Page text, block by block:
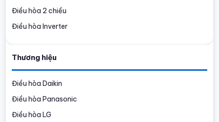
Điều hòa 2 chiều
Điều hòa Inverter
Thương hiệu
Điều hòa Daikin
Điều hòa Panasonic
Điều hòa LG